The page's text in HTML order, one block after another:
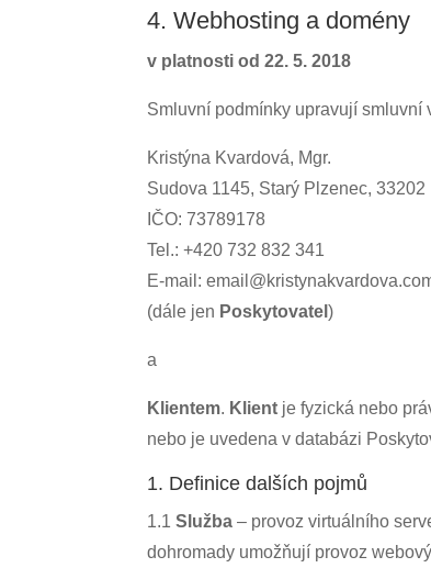
4. Webhosting a domény
v platnosti od 22. 5. 2018
Smluvní podmínky upravují smluvní
Kristýna Kvardová, Mgr.
Sudova 1145, Starý Plzenec, 33202
IČO: 73789178
Tel.: +420 732 832 341
E-mail:
(dále jen Poskytovatel)
a
Klientem. Klient je fyzická nebo
nebo je uvedena v databázi
1. Definice dalších pojmů
1.1Služba – provoz virtuálního
dohromady umožňují provoz